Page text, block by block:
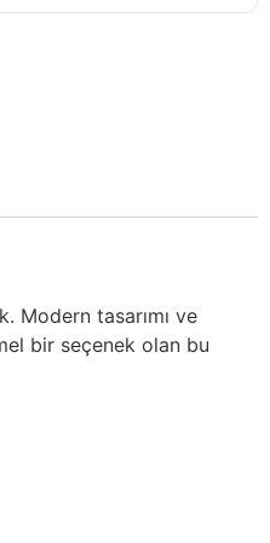
Modern tasarımı ve
bir seçenek olan bu